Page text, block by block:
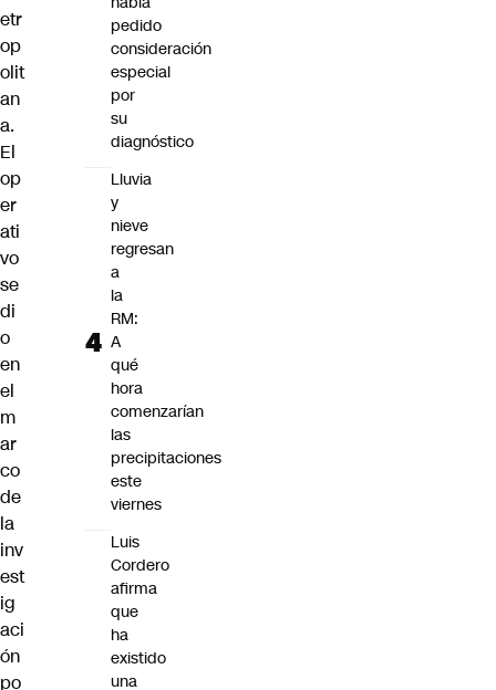
etr
op
olit
an
a.
El
op
er
ati
vo
se
di
o
en
el
m
ar
co
de
la
inv
est
ig
aci
ón
po
pedido
consideración
especial
por
su
diagnóstico
Lluvia
y
nieve
regresan
a
la
RM:
A
qué
hora
comenzarían
las
precipitaciones
este
viernes
Luis
Cordero
afirma
que
ha
existido
una